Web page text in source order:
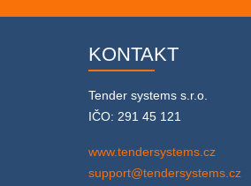
KONTAKT
Tender systems s.r.o.
IČO: 291 45 121
www.tendersystems.cz
support@tendersystems.cz